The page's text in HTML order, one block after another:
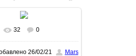
To'liq ko'rish-В реальном
32 0
26/02/21 Mars